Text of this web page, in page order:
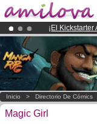
¡ El
¡Conviertete
¡Ya tenemos
Inicio > Directorio De Cómics
Magic Girl